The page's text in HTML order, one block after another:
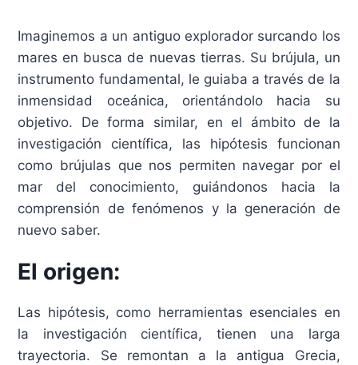
Imaginemos a un antiguo explorador surcando los
mares en busca de nuevas tierras. Su brújula, un
instrumento fundamental, le guiaba a través de la
inmensidad oceánica, orientándolo hacia su
objetivo. De forma similar, en el ámbito de la
investigación científica, las hipótesis funcionan
como brújulas que nos permiten navegar por el
mar del conocimiento, guiándonos hacia la
comprensión de fenómenos y la generación de
nuevo saber.
El origen:
Las hipótesis, como herramientas esenciales en
la investigación científica, tienen una larga
trayectoria. Se remontan a la antigua Grecia,